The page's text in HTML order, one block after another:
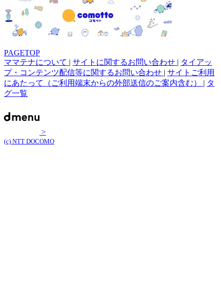
PAGETOP
ママテナについて | サイトに関するお問い合わせ | タイアッ
プ・コンテンツ配信等に関するお問い合わせ | サイトご利用
にあたって（ご利用端末からの外部送信のご案内含む） | タ
グ一覧
>
(c) NTT DOCOMO